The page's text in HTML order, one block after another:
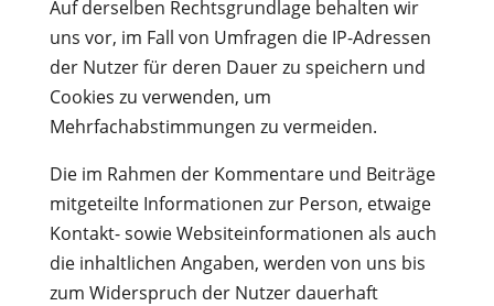
Auf derselben Rechtsgrundlage behalten wir
uns vor, im Fall von Umfragen die IP-Adressen
der Nutzer für deren Dauer zu speichern und
Cookies zu verwenden, um
Mehrfachabstimmungen zu vermeiden.
Die im Rahmen der Kommentare und Beiträge
mitgeteilte Informationen zur Person, etwaige
Kontakt- sowie Websiteinformationen als auch
die inhaltlichen Angaben, werden von uns bis
zum Widerspruch der Nutzer dauerhaft